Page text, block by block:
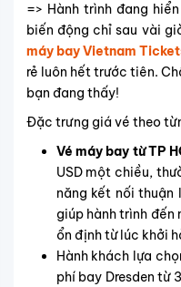
=> Hành trình đang
biến động chỉ sau vài
máy bay Vietnam
rẻ luôn hết trước tiên.
bạn đang thấy!
Đặc trưng giá vé theo
Vé máy bay từ TP
USD một chiều,
năng kết nối
giúp hành trình
ổn định từ lúc khởi
Hành khách lựa
phí bay Dresden từ